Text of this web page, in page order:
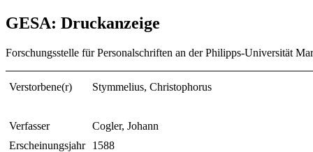
GESA: Druckanzeige
Forschungsstelle für Personalschriften an der Philipps-Universität
Verstorbene(r) Stymmelius, Christophorus
Verfasser
Cogler, Johann
Erscheinungsjahr
1588